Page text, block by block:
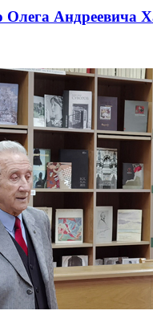
Олега Андреевича